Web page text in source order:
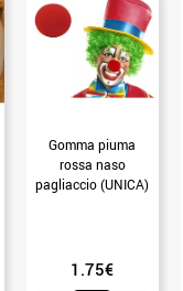
Gomma piuma
rossa naso
pagliaccio (UNICA)
1.75€